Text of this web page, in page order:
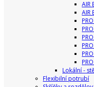
AIR
AIR
Lokální -
Flexibilní potrubí